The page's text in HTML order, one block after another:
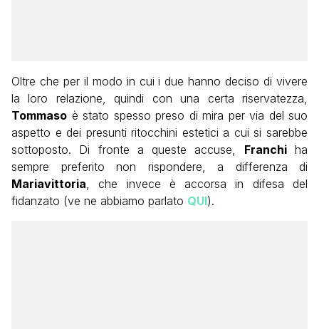
Oltre che per il modo in cui i due hanno deciso di vivere
la loro relazione, quindi con una certa riservatezza,
Tommaso è stato spesso preso di mira per via del suo
aspetto e dei presunti ritocchini estetici a cui si sarebbe
sottoposto. Di fronte a queste accuse, Franchiha
sempre preferito non rispondere, a differenza di
Mariavittoria, che invece è accorsa in difesa del
fidanzato (ve ne abbiamo parlato QUI).